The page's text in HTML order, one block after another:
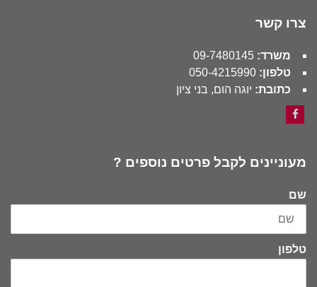
צרו קשר
משרד: 09-7480145
טלפון: 050-4215990
כתובת: יוגה הום, בני ציון
מעוניינים לקבל פרטים נוספים ?
שם
טלפון